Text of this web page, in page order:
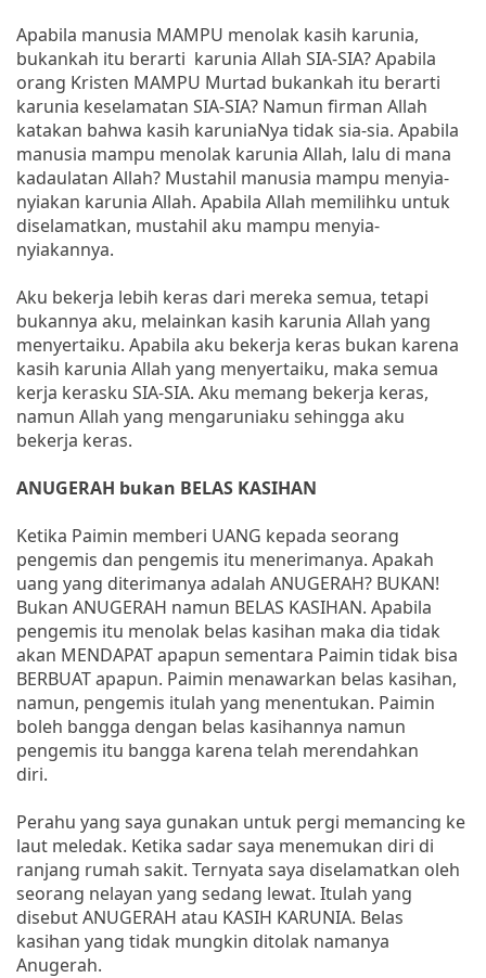
Apabila manusia MAMPU menolak kasih karunia,
bukankah itu berarti karunia Allah SIA-SIA? Apabila
orang Kristen MAMPU Murtad bukankah itu berarti
karunia keselamatan SIA-SIA? Namun firman Allah
katakan bahwa kasih karuniaNya tidak sia-sia. Apabila
manusia mampu menolak karunia Allah, lalu di mana
kadaulatan Allah? Mustahil manusia mampu menyia-
nyiakan karunia Allah. Apabila Allah memilihku untuk
diselamatkan, mustahil aku mampu menyia-
nyiakannya.
Aku bekerja lebih keras dari mereka semua, tetapi
bukannya aku, melainkan kasih karunia Allah yang
menyertaiku. Apabila aku bekerja keras bukan karena
kasih karunia Allah yang menyertaiku, maka semua
kerja kerasku SIA-SIA. Aku memang bekerja keras,
namun Allah yang mengaruniaku sehingga aku
bekerja keras.
ANUGERAH bukan BELAS KASIHAN
Ketika Paimin memberi UANG kepada seorang
pengemis dan pengemis itu menerimanya. Apakah
uang yang diterimanya adalah ANUGERAH? BUKAN!
Bukan ANUGERAH namun BELAS KASIHAN. Apabila
pengemis itu menolak belas kasihan maka dia tidak
akan MENDAPAT apapun sementara Paimin tidak bisa
BERBUAT apapun. Paimin menawarkan belas kasihan,
namun, pengemis itulah yang menentukan. Paimin
boleh bangga dengan belas kasihannya namun
pengemis itu bangga karena telah merendahkan
diri.
Perahu yang saya gunakan untuk pergi memancing ke
laut meledak. Ketika sadar saya menemukan diri di
ranjang rumah sakit. Ternyata saya diselamatkan oleh
seorang nelayan yang sedang lewat. Itulah yang
disebut ANUGERAH atau KASIH KARUNIA. Belas
kasihan yang tidak mungkin ditolak namanya
Anugerah.